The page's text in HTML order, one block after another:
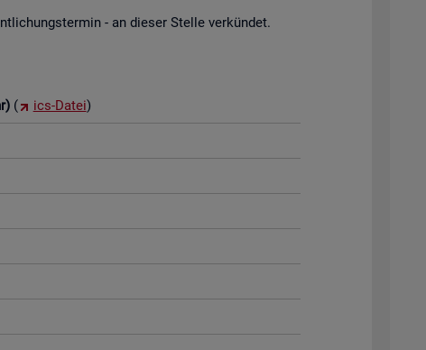
- an die­ser Stel­le ver­kün­det.
( ics-Datei)